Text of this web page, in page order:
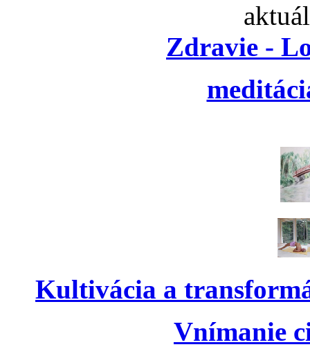
Zdravie -
Kultivácia a
Vnímanie